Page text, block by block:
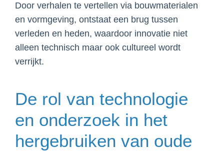
Door verhalen te vertellen via bouwmaterialen
en vormgeving, ontstaat een brug tussen
verleden en heden, waardoor innovatie niet
alleen technisch maar ook cultureel wordt
verrijkt.
De rol van technologie
en onderzoek in het
hergebruiken van oude